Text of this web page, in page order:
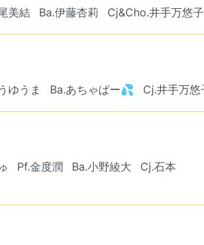
美結 Ba.伊藤杏莉 Cj&Cho.井手万悠子
ゆうま Ba.あちゃぱー💦 Cj.井手万悠
Pf.金度潤 Ba.小野綾大
Cj.石本